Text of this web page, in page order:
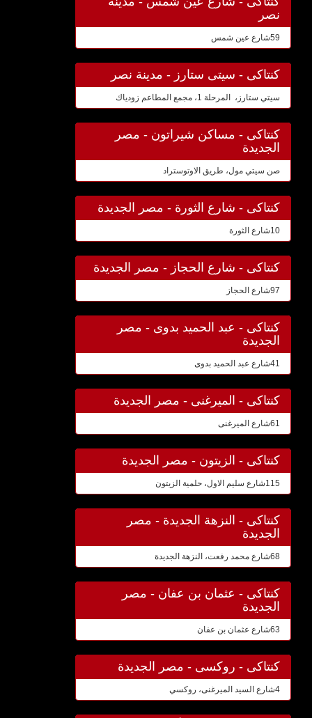
نصر
59شارع عين شمس
كنتاكى - سيتى ستارز - مدينة نصر
سيتي ستارز، المرحلة 1، مجمع المطاعم زودياك
كنتاكى - مساكن شيراتون - مصر
الجديدة
صن سيتي مول، طريق الاوتوستراد
كنتاكى - شارع الثورة - مصر الجديدة
10شارع الثورة
كنتاكى - شارع الحجاز - مصر الجديدة
97شارع الحجاز
كنتاكى - عبد الحميد بدوى - مصر
الجديدة
41شارع عبد الحميد بدوى
كنتاكى - الميرغنى - مصر الجديدة
61شارع الميرغنى
كنتاكى - الزيتون - مصر الجديدة
115شارع سليم الاول، حلمية الزيتون
كنتاكى - النزهة الجديدة - مصر
الجديدة
68شارع محمد رفعت، النزهة الجديدة
كنتاكى - عثمان بن عفان - مصر
الجديدة
63شارع عثمان بن عفان
كنتاكى - روكسى - مصر الجديدة
4شارع السيد الميرغنى، روكسي